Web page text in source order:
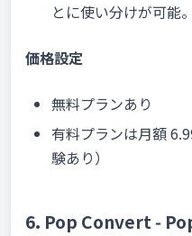
とに使い分けが可能。
価格設定
無料プランあり
有料プランは月額
験あり）
6. Pop Convert ‑